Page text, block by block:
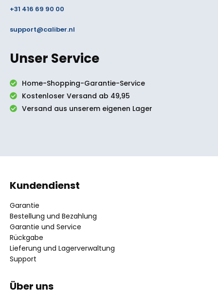
+31 416 69 90 00
support@caliber.nl
Unser Service
Home-Shopping-Garantie-Service
Kostenloser Versand ab 49,95
Versand aus unserem eigenen Lager
Kundendienst
Garantie
Bestellung und Bezahlung
Garantie und Service
Rückgabe
Lieferung und Lagerverwaltung
Support
Über uns